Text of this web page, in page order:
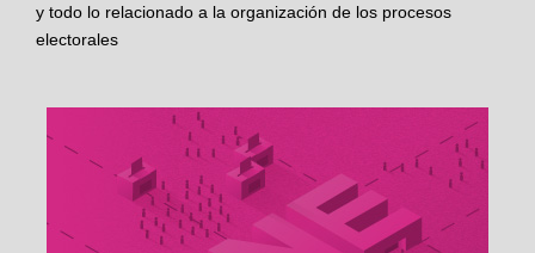
y todo lo relacionado a la organización de los procesos
electorales